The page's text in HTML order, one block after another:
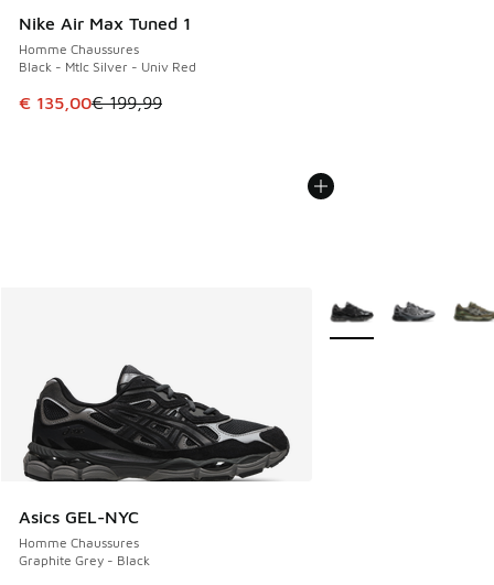
Nike Air Max Tuned 1
Homme Chaussures
Black - Mtlc Silver - Univ Red
Cet article est en promotion. Prix en baisse de € 199,99 à
€ 135,00€ 199,99
Asics GEL-NYC
Homme Chaussures
Graphite Grey - Black
Plus de couleurs